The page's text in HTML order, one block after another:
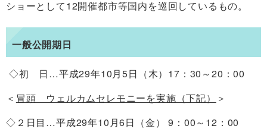
ショーとして12開催都市等国内を巡回しているもの。
一般公開期日
◇初 日…平成29年10月5日（木）17：30～20：00
＜ 冒頭 ウェルカムセレモニーを実施（下記）
＞
◇２日目…平成29年10月6日（金） 9：00～12：00